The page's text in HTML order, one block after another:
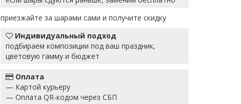
приезжайте за шарами сами и получите скидку
Индивидуальный подход
подбираем композиции под ваш праздник,
цветовую гамму и бюджет
Оплата
— Картой курьеру
— Оплата QR-кодом через СБП